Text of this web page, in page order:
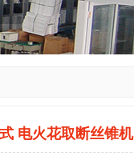
电火花取断丝锥机